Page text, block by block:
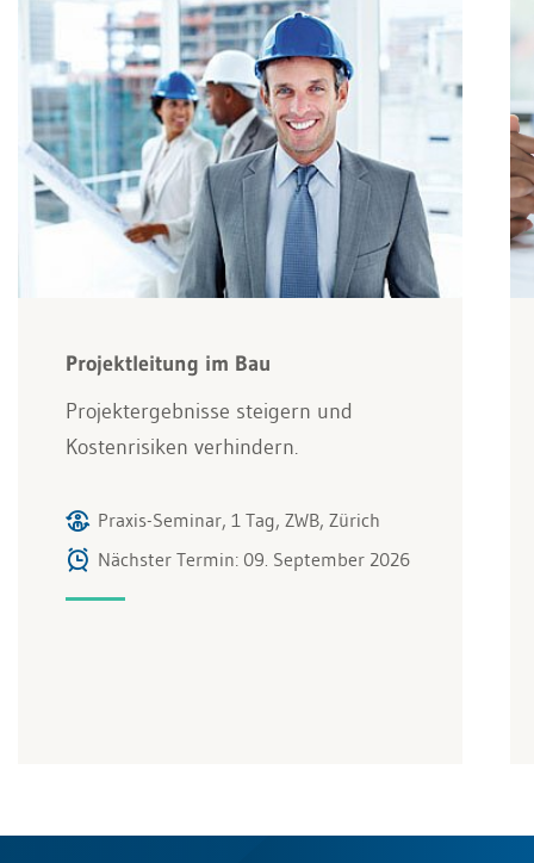
Projektleitung im Bau
Projektergebnisse steigern und
Kostenrisiken verhindern.
Praxis-Seminar, 1 Tag, ZWB, Zürich
Nächster Termin: 09. September 2026